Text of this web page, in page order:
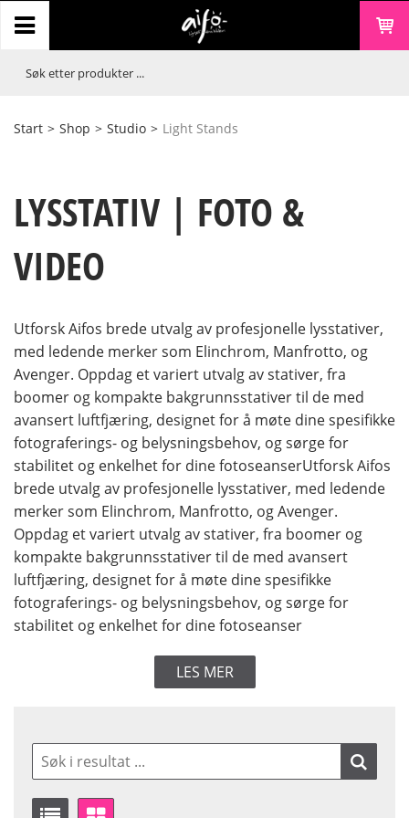
Start > Shop > Studio > Light Stands
LYSSTATIV | FOTO &
VIDEO
Utforsk Aifos brede utvalg av profesjonelle lysstativer,
med ledende merker som Elinchrom, Manfrotto, og
Avenger. Oppdag et variert utvalg av stativer, fra
boomer og kompakte bakgrunnsstativer til de med
avansert luftfjæring, designet for å møte dine spesifikke
fotograferings- og belysningsbehov, og sørge for
stabilitet og enkelhet for dine fotoseanserUtforsk Aifos
brede utvalg av profesjonelle lysstativer, med ledende
merker som Elinchrom, Manfrotto, og Avenger.
Oppdag et variert utvalg av stativer, fra boomer og
kompakte bakgrunnsstativer til de med avansert
luftfjæring, designet for å møte dine spesifikke
fotograferings- og belysningsbehov, og sørge for
stabilitet og enkelhet for dine fotoseanser
LES MER